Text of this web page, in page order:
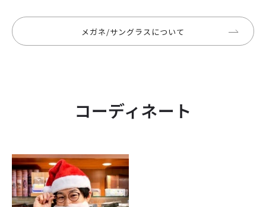
メガネ/サングラスについて
コーディネート